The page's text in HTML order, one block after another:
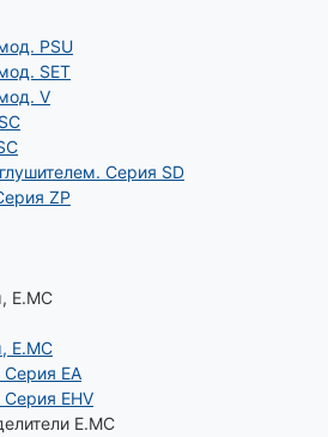
PSU
SET
V
Серия SD
ZP
Е.МС
Е.МС
EA
EHV
E.MC